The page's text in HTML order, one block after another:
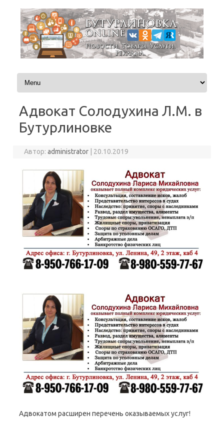
Перейти к содержимому
Адвокат Солодухина Л.М. в
Бутурлиновке
Автор:administrator 20.10.2019
Адвокатом расширен перечень оказываемых услуг!